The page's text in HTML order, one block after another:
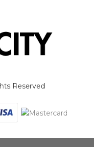
Reserved